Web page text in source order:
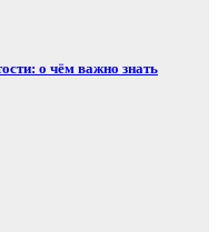
о чём важно знать